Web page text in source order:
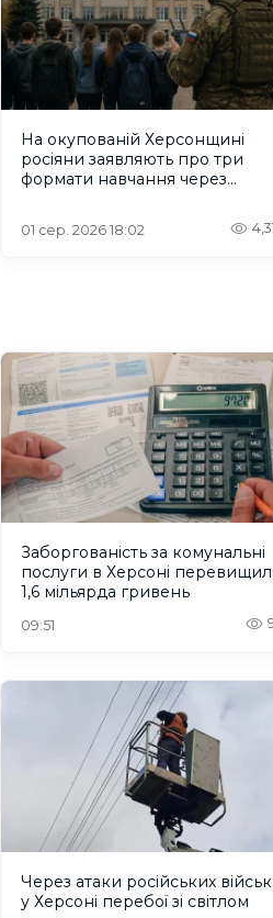
На окупованій Херсонщині
росіяни заявляють про три
формати навчання через
01 сер. 2026 18:02
Заборгованість за комунальні
послуги в Херсоні
1,6 мільярда гривень
09:51
Через атаки російських військ
у Херсоні перебої зі світлом